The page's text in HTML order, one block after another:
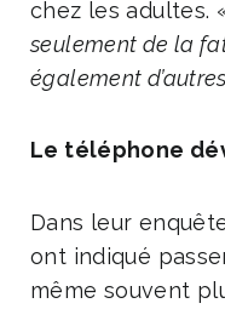
chez les adultes.
seulement de la
également
Le téléphone
Dans leur
ont indiqué
même souvent